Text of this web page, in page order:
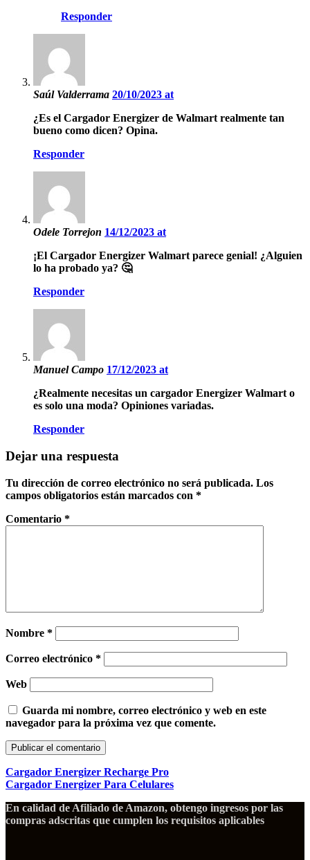
Responder
Saúl Valderrama 20/10/2023 at
¿Es el Cargador Energizer de Walmart realmente tan
bueno como dicen? Opina.
Responder
Odele Torrejon 14/12/2023 at
¡El Cargador Energizer Walmart parece genial! ¿Alguien
lo ha probado ya? 🤔
Responder
Manuel Campo 17/12/2023 at
¿Realmente necesitas un cargador Energizer Walmart o
es solo una moda? Opiniones variadas.
Responder
Dejar una respuesta
Tu dirección de correo electrónico no será publicada. Los
campos obligatorios están marcados con *
Comentario *
Nombre *
Correo electrónico *
Web
Guarda mi nombre, correo electrónico y web en este
navegador para la próxima vez que comente.
Cargador Energizer Recharge Pro
Cargador Energizer Para Celulares
En calidad de Afiliado de Amazon, obtengo ingresos por las
compras adscritas que cumplen los requisitos aplicables